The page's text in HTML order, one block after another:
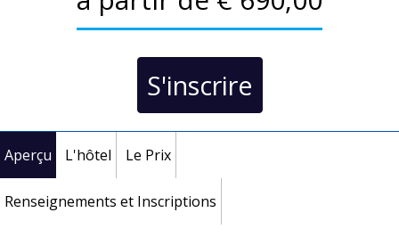
S'inscrire
Aperçu L'hôtel Le Prix
Renseignements et Inscriptions